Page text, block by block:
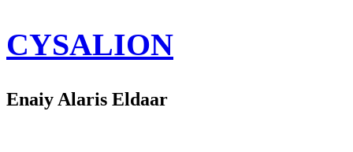
CYSALION
Enaiy Alaris Eldaar